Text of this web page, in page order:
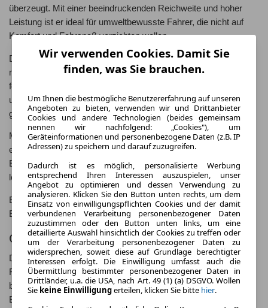
überzeugt. Mit einer beeindruckenden Reichweite und hoher
Leistung ist er ideal für umweltbewusste Fahrer, die nicht auf
Komfort und Fahrspaß verzichten wollen.
Der EQB bietet Platz für bis zu sieben Personen und überzeugt
mit einem großzügigen Kofferraumvolumen. Dank seiner
fortschrittlichen Technik bietet er ein einzigartiges Fahrerlebnis
und ist ideal für den urbanen und längeren Streckenverkehr
geeignet.
Mit dem Mercedes-Benz EQB setzt die Marke mit dem Stern
ein Zeichen für nachhaltige Mobilität und beweist, dass
Elektroautos nicht nur umweltfreundlich, sondern auch
leistungsstark und komfortabel sein können.
Entdecken Sie jetzt die innovative Welt des Mercedes-Benz
EQB und erleben Sie Elektromobilität in ihrer schönsten Form.
Geschichte des Mercedes-Benz EQB
Der Mercedes-Benz EQB ist das neueste Mitglied der EQ-
Familie von Mercedes-Benz. Als Elektro-SUV kombiniert er die
bewährte Qualität und das innovative Design von Mercedes-
Benz mit umweltfreundlicher Elektromobilität.
Wir verwenden Cookies. Damit Sie
finden, was Sie brauchen.
Um Ihnen die bestmögliche Benutzererfahrung auf unseren
Angeboten zu bieten, verwenden wir und Drittanbieter
Cookies und andere Technologien (beides gemeinsam
nennen wir nachfolgend: „Cookies"), um
Geräteinformationen und personenbezogene Daten (z.B. IP
Adressen) zu speichern und darauf zuzugreifen.
Dadurch ist es möglich, personalisierte Werbung
entsprechend Ihren Interessen auszuspielen, unser
Angebot zu optimieren und dessen Verwendung zu
analysieren. Klicken Sie den Button unten rechts, um dem
Einsatz von einwilligungspflichten Cookies und der damit
verbundenen Verarbeitung personenbezogener Daten
zuzustimmen oder den Button unten links, um eine
detaillierte Auswahl hinsichtlich der Cookies zu treffen oder
um der Verarbeitung personenbezogener Daten zu
widersprechen, soweit diese auf Grundlage berechtigter
Interessen erfolgt. Die Einwilligung umfasst auch die
Übermittlung bestimmter personenbezogener Daten in
Drittländer, u.a. die USA, nach Art. 49 (1) (a) DSGVO. Wollen
Sie keine Einwilligungerteilen, klicken Sie bitte hier.